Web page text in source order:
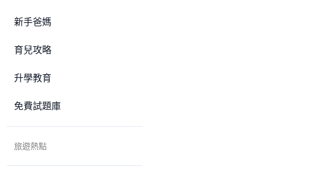
新手爸媽
育兒攻略
升學教育
免費試題庫
旅遊熱點